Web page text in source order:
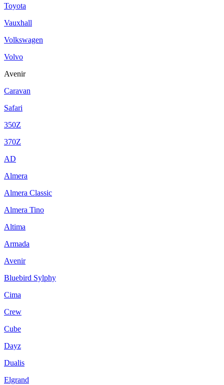
Toyota
Vauxhall
Volkswagen
Volvo
Avenir
Caravan
Safari
350Z
370Z
AD
Almera
Almera Classic
Almera Tino
Altima
Armada
Avenir
Bluebird Sylphy
Cima
Crew
Cube
Dayz
Dualis
Elgrand